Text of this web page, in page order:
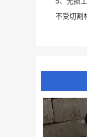
不受切割材